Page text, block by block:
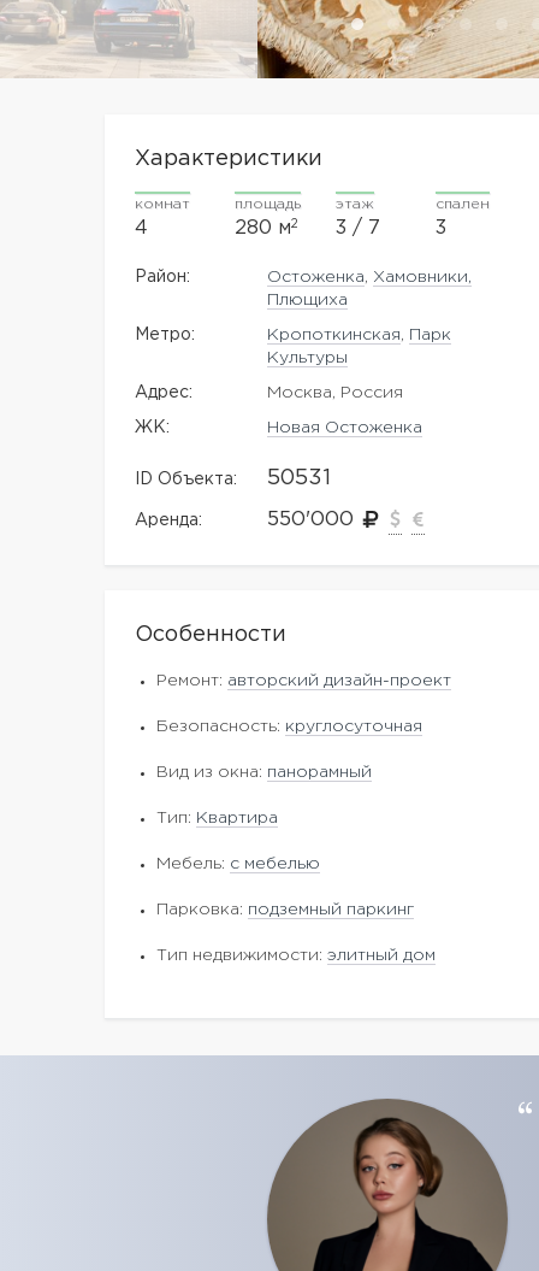
Характеристики
комнат
4
площадь
280 м2
этаж
3 / 7
спален
3
Район: Остоженка
Хамовники,
Плющиха
Метро: Кропоткинская
Парк
Культуры
Адрес: Москва, Россия
ЖK: Новая Остоженка
ID Объекта: 50531
Аренда: 550'000
Особенности
Ремонт: авторский дизайн-проект
Безопасность: круглосуточная
Вид из окна: панорамный
Тип: Квартира
Мебель: с мебелью
Парковка: подземный паркинг
Тип недвижимости: элитный дом